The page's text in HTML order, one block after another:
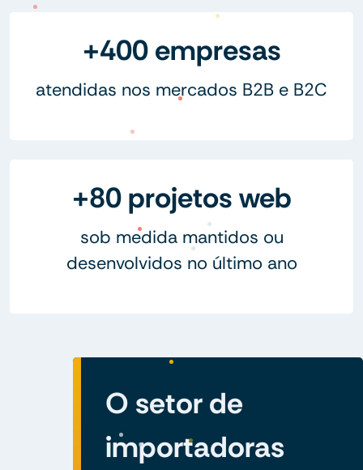
+400 empresas
atendidas nos mercados B2B e B2C
+80 projetos web
sob medida mantidos ou
desenvolvidos no último ano
O setor de
importadoras